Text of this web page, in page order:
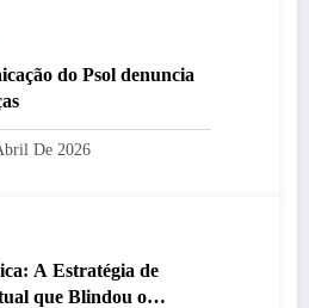
do Psol denuncia
De 2026
A Estratégia de
que Blindou o